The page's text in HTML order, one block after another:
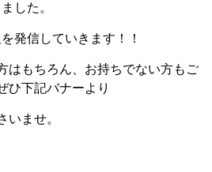
した。
を発信していきます！！
はもちろん、お持ちでない方もご
ひ下記バナーより
いませ。